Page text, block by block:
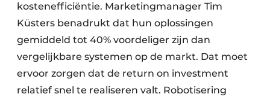
kostenefficiëntie. Marketingmanager Tim
Küsters benadrukt dat hun oplossingen
gemiddeld tot 40% voordeliger zijn dan
vergelijkbare systemen op de markt. Dat moet
ervoor zorgen dat de return on investment
relatief snel te realiseren valt. Robotisering